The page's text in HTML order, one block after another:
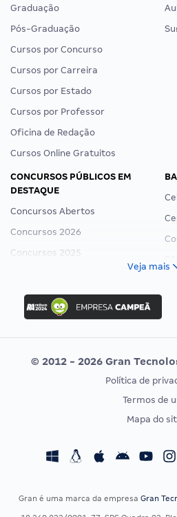
Graduação
Pós-Graduação
Cursos por Concurso
Cursos por Carreira
Cursos por Estado
Cursos por Professor
Oficina de Redação
Cursos Online Gratuitos
CONCURSOS PÚBLICOS EM
DESTAQUE
Concursos Abertos
Concursos 2026
Concursos 2025
Concurso Ibama
Concurso MPU
Editais publicados
CONCURSOS POR PROFISSÃO
Concursos Fiscais
Veja mais
© 2012 - 2026 Gran
Política de
Termos de
Mapa do
Gran é uma marca da empresa Gran